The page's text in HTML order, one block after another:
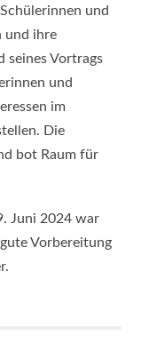
und
und ihre
seines Vortrags
und
im
Die
bot Raum für
Juni 2024 war
Vorbereitung